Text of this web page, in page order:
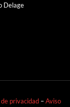
Delage
privacidad –Aviso